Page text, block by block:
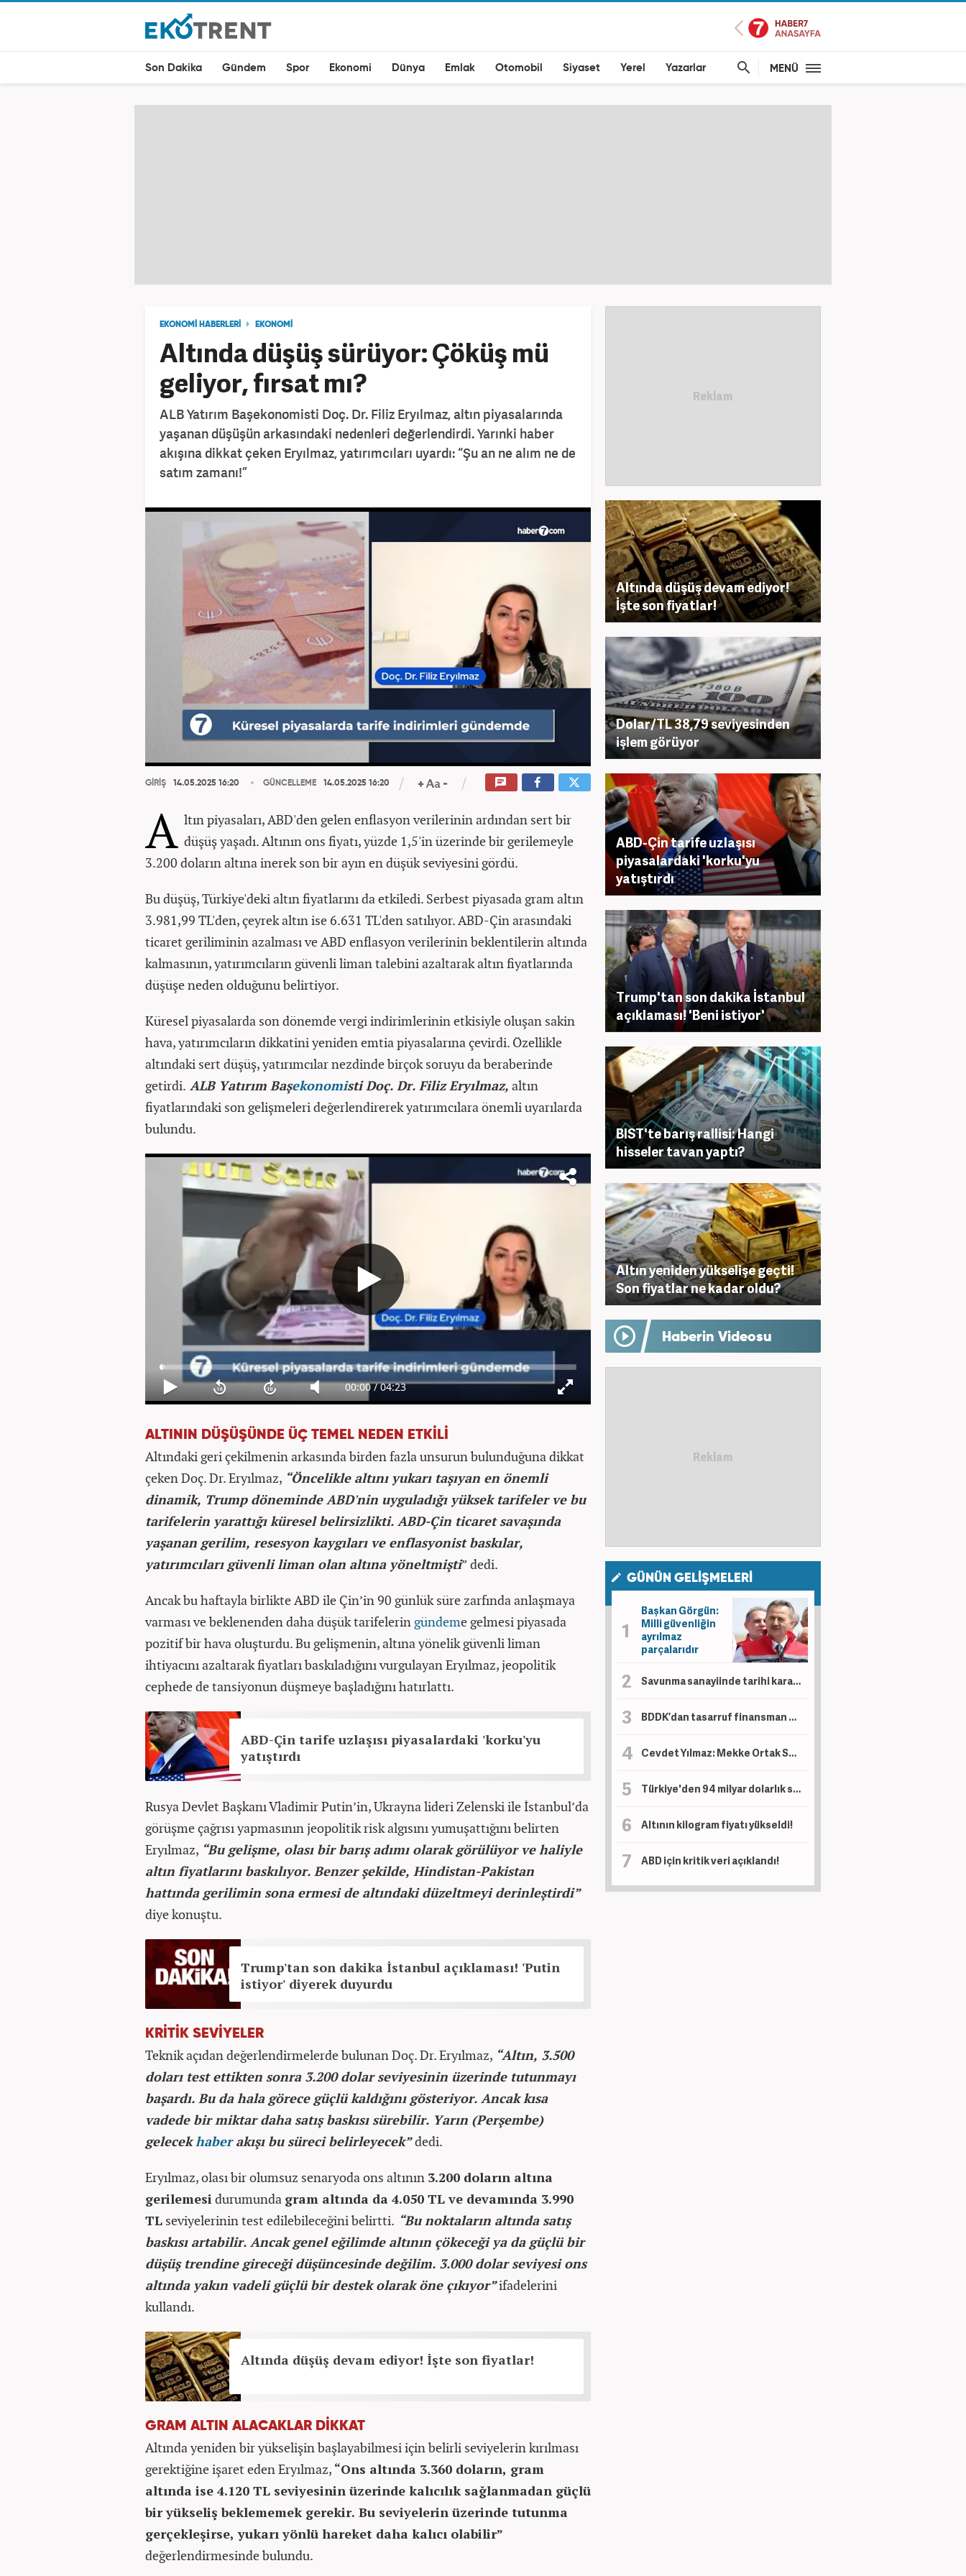
Son Dakika Gündem Spor Ekonomi Dünya Emlak Otomobil Siyaset Yerel Yazarlar MENÜ
EKONOMİ HABERLERİ EKONOMİ
Altında düşüş sürüyor: Çöküş mü
geliyor, fırsat mı?
ALB Yatırım Başekonomisti Doç. Dr. Filiz Eryılmaz, altın piyasalarında
yaşanan düşüşün arkasındaki nedenleri değerlendirdi. Yarınki haber
akışına dikkat çeken Eryılmaz, yatırımcıları uyardı: “Şu an ne alım ne de
satım zamanı!”
GİRİŞ 14.05.2025 16:20 GÜNCELLEME 14.05.2025 16:20
A ltın piyasaları, ABD'den gelen enflasyon verilerinin ardından sert bir
düşüş yaşadı. Altının ons fiyatı, yüzde 1,5'in üzerinde bir gerilemeyle
3.200 doların altına inerek son bir ayın en düşük seviyesini gördü.
Bu düşüş, Türkiye'deki altın fiyatlarını da etkiledi. Serbest piyasada gram altın
3.981,99 TL'den, çeyrek altın ise 6.631 TL'den satılıyor. ABD-Çin arasındaki
ticaret geriliminin azalması ve ABD enflasyon verilerinin beklentilerin altında
kalmasının, yatırımcıların güvenli liman talebini azaltarak altın fiyatlarında
düşüşe neden olduğunu belirtiyor.
Küresel piyasalarda son dönemde vergi indirimlerinin etkisiyle oluşan sakin
hava, yatırımcıların dikkatini yeniden emtia piyasalarına çevirdi. Özellikle
altındaki sert düşüş, yatırımcılar nezdinde birçok soruyu da beraberinde
getirdi. ALB Yatırım Başekonomisti Doç. Dr. Filiz Eryılmaz, altın
fiyatlarındaki son gelişmeleri değerlendirerek yatırımcılara önemli uyarılarda
bulundu.
ALTININ DÜŞÜŞÜNDE ÜÇ TEMEL NEDEN ETKİLİ
Altındaki geri çekilmenin arkasında birden fazla unsurun bulunduğuna dikkat
çeken Doç. Dr. Eryılmaz, “Öncelikle altını yukarı taşıyan en önemli
dinamik, Trump döneminde ABD'nin uyguladığı yüksek tarifeler ve bu
tarifelerin yarattığı küresel belirsizlikti. ABD-Çin ticaret savaşında
yaşanan gerilim, resesyon kaygıları ve enflasyonist baskılar,
yatırımcıları güvenli liman olan altına yöneltmişti” dedi.
Ancak bu haftayla birlikte ABD ile Çin’in 90 günlük süre zarfında anlaşmaya
varması ve beklenenden daha düşük tarifelerin gündeme gelmesi piyasada
pozitif bir hava oluşturdu. Bu gelişmenin, altına yönelik güvenli liman
ihtiyacını azaltarak fiyatları baskıladığını vurgulayan Eryılmaz, jeopolitik
cephede de tansiyonun düşmeye başladığını hatırlattı.
ABD-Çin tarife uzlaşısı piyasalardaki 'korku'yu
yatıştırdı
Rusya Devlet Başkanı Vladimir Putin’in, Ukrayna lideri Zelenski ile İstanbul’da
görüşme çağrısı yapmasının jeopolitik risk algısını yumuşattığını belirten
Eryılmaz, “Bu gelişme, olası bir barış adımı olarak görülüyor ve haliyle
altın fiyatlarını baskılıyor. Benzer şekilde, Hindistan-Pakistan
hattında gerilimin sona ermesi de altındaki düzeltmeyi derinleştirdi”
diye konuştu.
Trump'tan son dakika İstanbul açıklaması! 'Putin
istiyor' diyerek duyurdu
KRİTİK SEVİYELER
Teknik açıdan değerlendirmelerde bulunan Doç. Dr. Eryılmaz, “Altın, 3.500
doları test ettikten sonra 3.200 dolar seviyesinin üzerinde tutunmayı
başardı. Bu da hala görece güçlü kaldığını gösteriyor. Ancak kısa
vadede bir miktar daha satış baskısı sürebilir. Yarın (Perşembe)
gelecekhaberakışı bu süreci belirleyecek”dedi.
Eryılmaz, olası bir olumsuz senaryoda ons altının 3.200 doların altına
gerilemesidurumunda gram altında da 4.050 TL ve devamında 3.990
TL seviyelerinin test edilebileceğini belirtti. “Bu noktaların altında satış
baskısı artabilir. Ancak genel eğilimde altının çökeceği ya da güçlü bir
düşüş trendine gireceği düşüncesinde değilim. 3.000 dolar seviyesi ons
altında yakın vadeli güçlü bir destek olarak öne çıkıyor”ifadelerini
kullandı.
Altında düşüş devam ediyor! İşte son fiyatlar!
GRAM ALTIN ALACAKLAR DİKKAT
Altında yeniden bir yükselişin başlayabilmesi için belirli seviyelerin kırılması
gerektiğine işaret eden Eryılmaz, “Ons altında 3.360 doların, gram
altında ise 4.120 TL seviyesinin üzerinde kalıcılık sağlanmadan güçlü
bir yükseliş beklememek gerekir. Bu seviyelerin üzerinde tutunma
gerçekleşirse, yukarı yönlü hareket daha kalıcı olabilir”
değerlendirmesinde bulundu.
Altında düşüş devam ediyor!
İşte son fiyatlar!
Dolar/TL 38,79 seviyesinden
işlem görüyor
ABD-Çin tarife uzlaşısı
piyasalardaki 'korku'yu
yatıştırdı
Trump'tan son dakika İstanbul
açıklaması! 'Beni istiyor'
BIST'te barış rallisi: Hangi
hisseler tavan yaptı?
Altın yeniden yükselişe geçti!
Son fiyatlar ne kadar oldu?
Haberin Videosu
GÜNÜN GELİŞMELERİ
Başkan Görgün:
Milli güvenliğin
ayrılmaz
parçalarıdır
Savunma sanayiinde tarihi karar! İki dev milli motor için birleşiyor
BDDK’dan tasarruf finansman düzenlemesi! Taşıt, konut ve iş yerinde limitler değişti
Cevdet Yılmaz: Mekke Ortak Savunma Anlaşması tarihi bir adımdır
Türkiye'den 94 milyar dolarlık satış!
Altının kilogram fiyatı yükseldi!
ABD için kritik veri açıklandı!